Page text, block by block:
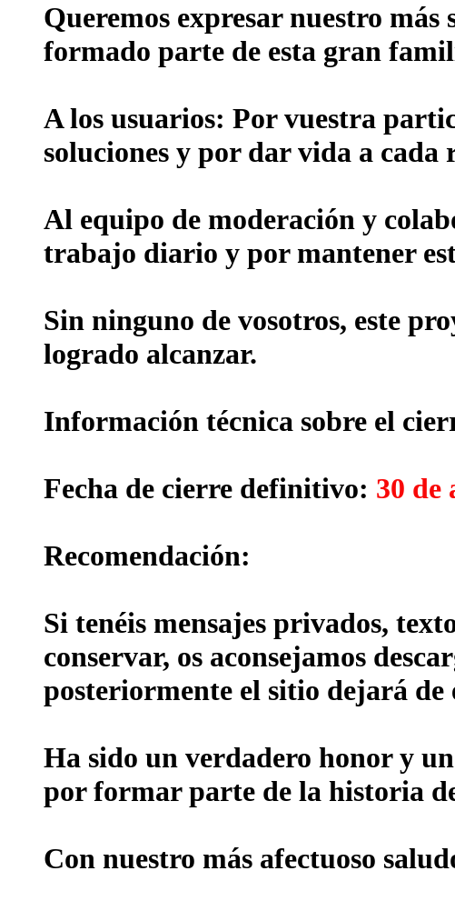
Queremos expresar nuestro
formado parte de esta gran
A los usuarios: Por vuestra
soluciones y por dar vida a cada
Al equipo de moderación y
trabajo diario y por mantener
Sin ninguno de vosotros, este
logrado alcanzar.
Información técnica sobre el
Fecha de cierre definitivo: 30 de
Recomendación:
Si tenéis mensajes privados,
conservar, os aconsejamos
posteriormente el sitio dejará de
Ha sido un verdadero honor y
por formar parte de la historia
Con nuestro más afectuoso